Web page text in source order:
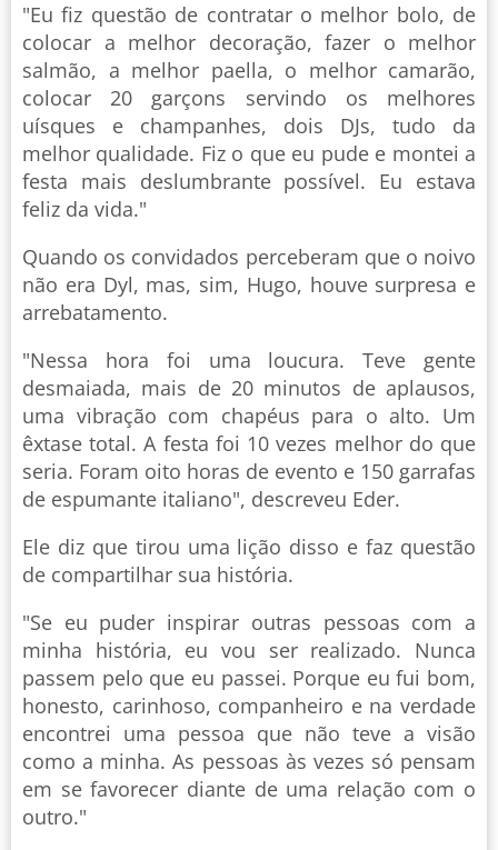
"Eu fiz questão de contratar o melhor bolo, de
colocar a melhor decoração, fazer o melhor
salmão, a melhor paella, o melhor camarão,
colocar 20 garçons servindo os melhores
uísques e champanhes, dois DJs, tudo da
melhor qualidade. Fiz o que eu pude e montei a
festa mais deslumbrante possível. Eu estava
feliz da vida."
Quando os convidados perceberam que o noivo
não era Dyl, mas, sim, Hugo, houve surpresa e
arrebatamento.
"Nessa hora foi uma loucura. Teve gente
desmaiada, mais de 20 minutos de aplausos,
uma vibração com chapéus para o alto. Um
êxtase total. A festa foi 10 vezes melhor do que
seria. Foram oito horas de evento e 150 garrafas
de espumante italiano", descreveu Eder.
Ele diz que tirou uma lição disso e faz questão
de compartilhar sua história.
"Se eu puder inspirar outras pessoas com a
minha história, eu vou ser realizado. Nunca
passem pelo que eu passei. Porque eu fui bom,
honesto, carinhoso, companheiro e na verdade
encontrei uma pessoa que não teve a visão
como a minha. As pessoas às vezes só pensam
em se favorecer diante de uma relação com o
outro."